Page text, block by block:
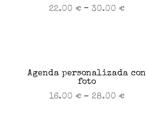
22.00 € – 30.00 €
Agenda personalizada con
foto
16.00 € – 28.00 €